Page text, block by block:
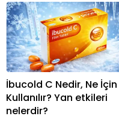
İbucold C Nedir, Ne İçin
Kullanılır? Yan etkileri
nelerdir?